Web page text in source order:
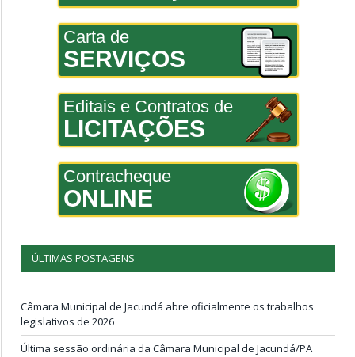
Carta de
SERVIÇOS
Editais e Contratos de
LICITAÇÕES
Contracheque
ONLINE
ÚLTIMAS POSTAGENS
Câmara Municipal de Jacundá abre oficialmente os trabalhos
legislativos de 2026
Última sessão ordinária da Câmara Municipal de Jacundá/PA